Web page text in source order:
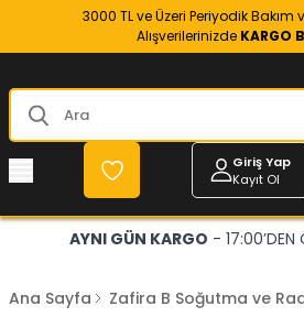
3000 TL ve Üzeri Periyodik Bakım
Alışverilerinizde KARGO
Giriş Yap
Kayıt Ol
AYNI GÜN KARGO - 17:00’DEN
Ana Sayfa Zafira B Soğutma ve